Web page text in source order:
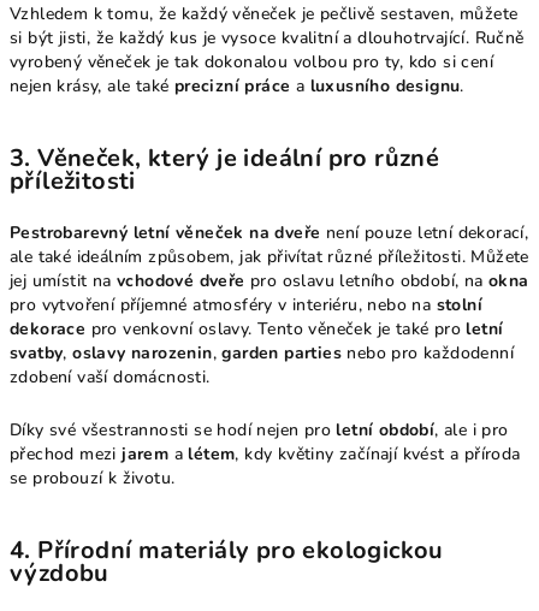
Vzhledem k tomu, že každý věneček je pečlivě sestaven, můžete
si být jisti, že každý kus je vysoce kvalitní a dlouhotrvající. Ručně
vyrobený věneček je tak dokonalou volbou pro ty, kdo si cení
nejen krásy, ale také precizní práce a luxusního designu.
3.Věneček, který je ideální pro různé
příležitosti
Pestrobarevný letní věneček na dveře není pouze letní dekorací,
ale také ideálním způsobem, jak přivítat různé příležitosti. Můžete
jej umístit navchodové dveře pro oslavu letního období, naokna
pro vytvoření příjemné atmosféry v interiéru, nebo na stolní
dekorace pro venkovní oslavy. Tento věneček je také pro letní
svatby,oslavy narozenin,garden parties nebo pro každodenní
zdobení vaší domácnosti.
Díky své všestrannosti se hodí nejen pro letní období, ale i pro
přechod mezijarem a létem, kdy květiny začínají kvést a příroda
se probouzí k životu.
4. Přírodní materiály pro ekologickou
výzdobu